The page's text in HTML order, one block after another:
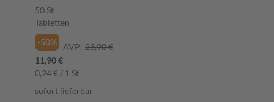
50 St
Tabletten
-50%
AVP: 23,90 €
11,90 €
0,24 € / 1 St
sofort lieferbar